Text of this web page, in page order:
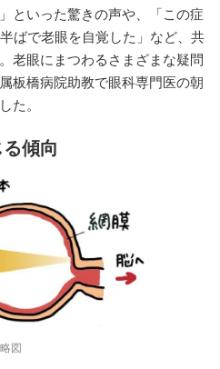
といった驚きの声や、「この症
ばで老眼を自覚した」など、共
老眼にまつわるさまざまな疑問
板橋病院助教で眼科専門医の朝
た。
傾向
図